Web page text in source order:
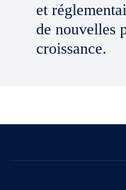
et
de nouvelles
croissance.